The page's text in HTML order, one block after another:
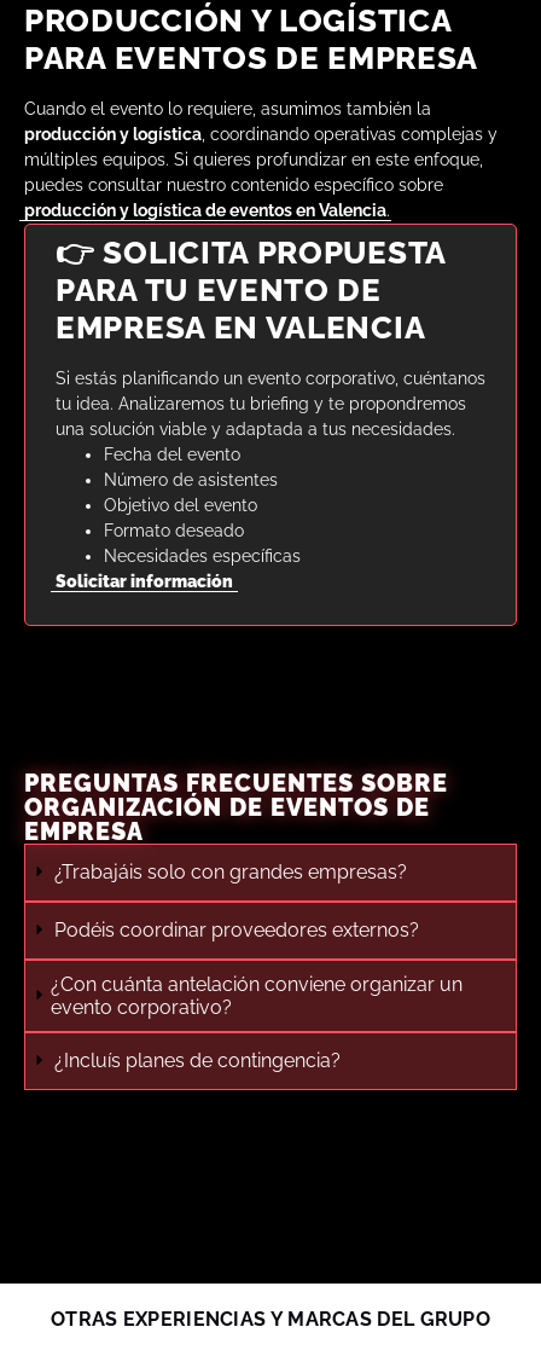
PRODUCCIÓN Y LOGÍSTICA
PARA EVENTOS DE EMPRESA
Cuando el evento lo requiere, asumimos también la
producción y logística , coordinando operativas complejas y
múltiples equipos. Si quieres profundizar en este enfoque,
puedes consultar nuestro contenido específico sobre
producción y logística de eventos en Valencia.
👉 SOLICITA PROPUESTA
PARA TU EVENTO DE
EMPRESA EN VALENCIA
Si estás planificando un evento corporativo, cuéntanos
tu idea. Analizaremos tu briefing y te propondremos
una solución viable y adaptada a tus necesidades.
Fecha del evento
Número de asistentes
Objetivo del evento
Formato deseado
Necesidades específicas
Solicitar información
PREGUNTAS FRECUENTES SOBRE
ORGANIZACIÓN DE EVENTOS DE
EMPRESA
¿Trabajáis solo con grandes empresas?
Podéis coordinar proveedores externos?
¿Con cuánta antelación conviene organizar un
evento corporativo?
¿Incluís planes de contingencia?
OTRAS EXPERIENCIAS Y MARCAS DEL GRUPO